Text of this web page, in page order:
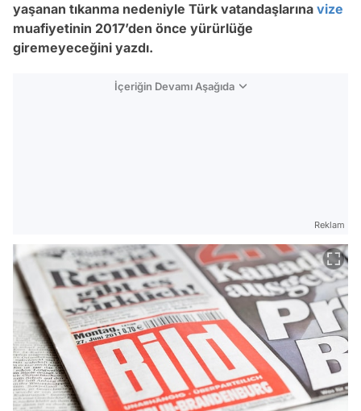
yaşanan tıkanma nedeniyle Türk vatandaşlarına vize
muafiyetinin 2017’den önce yürürlüğe
giremeyeceğini yazdı.
İçeriğin Devamı Aşağıda
Reklam